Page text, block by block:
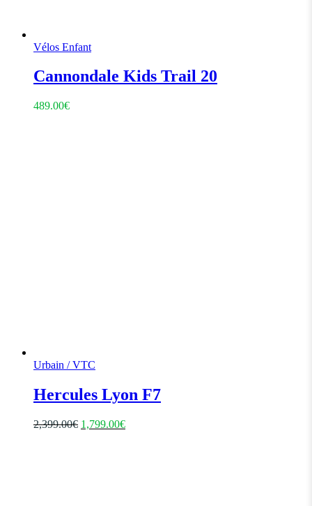
Vélos Enfant
Cannondale Kids Trail 20
489.00€
Urbain / VTC
Hercules Lyon F7
2,399.00€ 1,799.00€